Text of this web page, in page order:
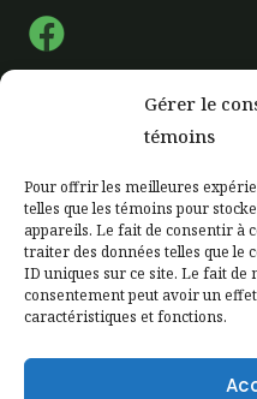
Gérer le
témoins
Pour offrir les meilleures
telles que les témoins pour
appareils. Le fait de consentir à
traiter des données telles que le
ID uniques sur ce site. Le fait
consentement peut avoir un
caractéristiques et fonctions.
F
a
b
o
o
k
Liens rapide
Accueil
Notre Ferme
Notre production
Étiquetage
Zone client